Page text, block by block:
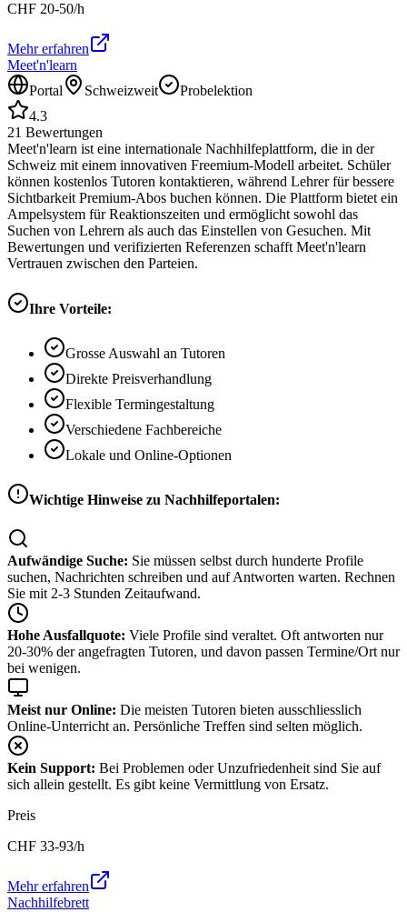
CHF 20-50/h
Mehr erfahren
Meet'n'learn
Portal
Schweizweit
Probelektion
4.3
21 Bewertungen
Meet'n'learn ist eine internationale Nachhilfeplattform, die in der
Schweiz mit einem innovativen Freemium-Modell arbeitet. Schüler
können kostenlos Tutoren kontaktieren, während Lehrer für bessere
Sichtbarkeit Premium-Abos buchen können. Die Plattform bietet ein
Ampelsystem für Reaktionszeiten und ermöglicht sowohl das
Suchen von Lehrern als auch das Einstellen von Gesuchen. Mit
Bewertungen und verifizierten Referenzen schafft Meet'n'learn
Vertrauen zwischen den Parteien.
Ihre Vorteile:
Grosse Auswahl an Tutoren
Direkte Preisverhandlung
Flexible Termingestaltung
Verschiedene Fachbereiche
Lokale und Online-Optionen
Wichtige Hinweise zu Nachhilfeportalen:
Aufwändige Suche: Sie müssen selbst durch hunderte Profile
suchen, Nachrichten schreiben und auf Antworten warten. Rechnen
Sie mit 2-3 Stunden Zeitaufwand.
Hohe Ausfallquote: Viele Profile sind veraltet. Oft antworten nur
20-30% der angefragten Tutoren, und davon passen Termine/Ort nur
bei wenigen.
Meist nur Online: Die meisten Tutoren bieten ausschliesslich
Online-Unterricht an. Persönliche Treffen sind selten möglich.
Kein Support: Bei Problemen oder Unzufriedenheit sind Sie auf
sich allein gestellt. Es gibt keine Vermittlung von Ersatz.
Preis
CHF 33-93/h
Mehr erfahren
Nachhilfebrett